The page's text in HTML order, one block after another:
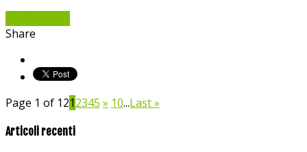
Share
Page 1 of 1212345 » 10...Last »
Articoli recenti